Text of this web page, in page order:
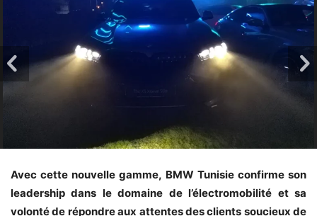
Avec cette nouvelle gamme, BMW Tunisie confirme son
leadership dans le domaine de l’électromobilité et sa
volonté de répondre aux attentes des clients soucieux de